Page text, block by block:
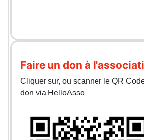
Faire un don à
Cliquer sur, ou scanner le QR
don via HelloAsso